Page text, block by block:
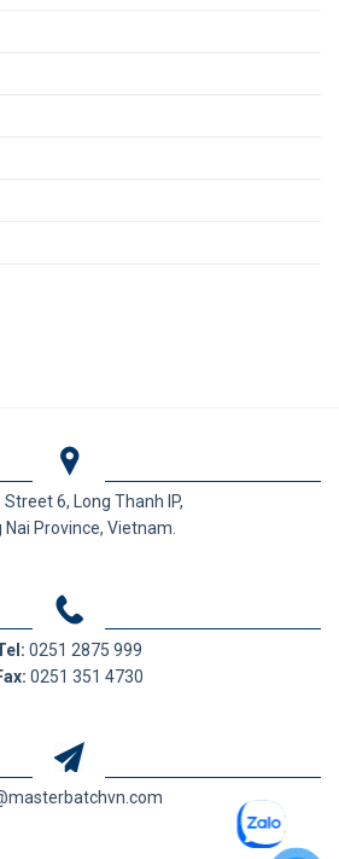
Street 6, Long Thanh IP,
Nai Province, Vietnam.
0251 2875 999
0251 351 4730